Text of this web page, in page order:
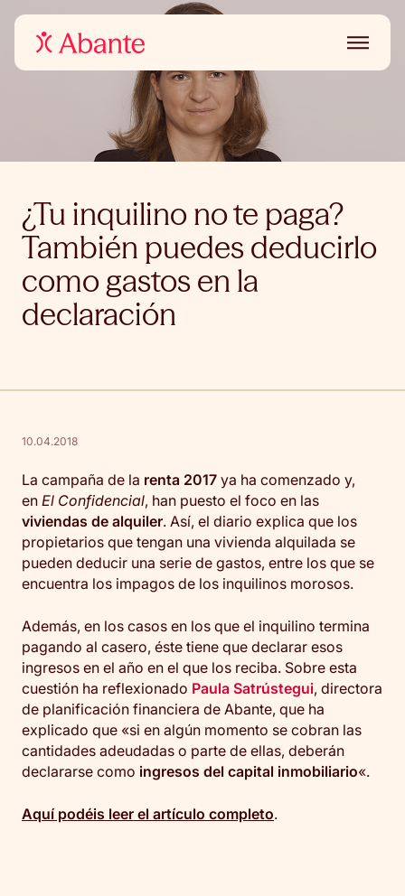
¿Tu inquilino no te paga?
También puedes deducirlo
como gastos en la
declaración
10.04.2018
La campaña de la renta 2017 ya ha comenzado y,
en El Confidencial, han puesto el foco en las
viviendas de alquiler. Así, el diario explica que los
propietarios que tengan una vivienda alquilada se
pueden deducir una serie de gastos, entre los que se
encuentra los impagos de los inquilinos morosos.
Además, en los casos en los que el inquilino termina
pagando al casero, éste tiene que declarar esos
ingresos en el año en el que los reciba. Sobre esta
cuestión ha reflexionado Paula Satrústegui, directora
de planificación financiera de Abante, que ha
explicado que «si en algún momento se cobran las
cantidades adeudadas o parte de ellas, deberán
declararse como ingresos del capital inmobiliario«.
Aquí podéis leer el artículo completo.